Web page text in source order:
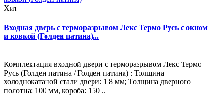
Хит
Входная дверь с терморазрывом Лекс Термо Русь с окном
и ковкой (Голден патина)...
Комплектация входной двери с терморазрывом Лекс Термо
Русь (Голден патина / Голден патина) : Толщина
холоднокатаной стали двери: 1,8 мм; Толщина дверного
полотна: 100 мм, короба: 150 ..